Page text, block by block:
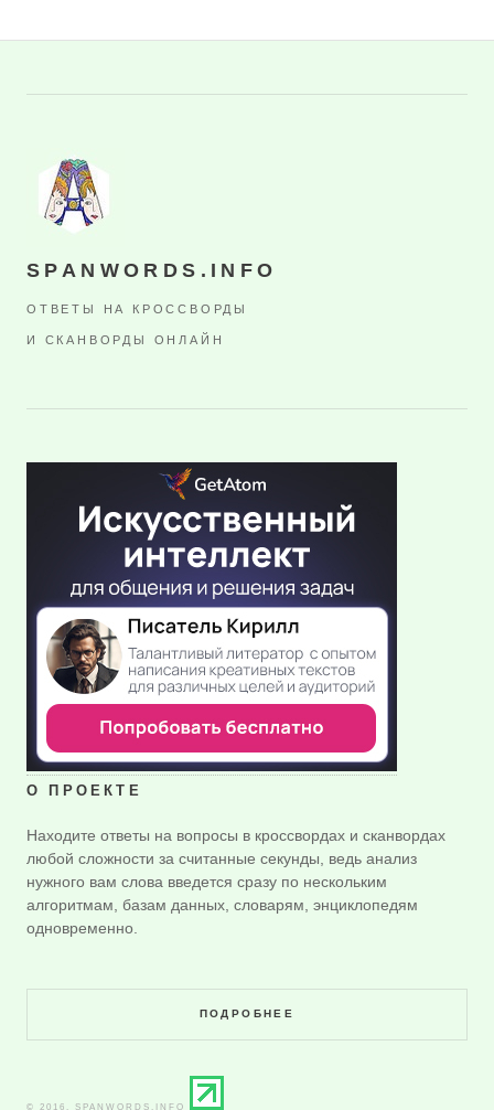
SPANWORDS.INFO
ОТВЕТЫ НА КРОССВОРДЫ
И СКАНВОРДЫ ОНЛАЙН
О ПРОЕКТЕ
Находите ответы на вопросы в кроссвордах и сканвордах
любой сложности за считанные секунды, ведь анализ
нужного вам слова введется сразу по нескольким
алгоритмам, базам данных, словарям, энциклопедям
одновременно.
ПОДРОБНЕЕ
© 2016. SPANWORDS.INFO